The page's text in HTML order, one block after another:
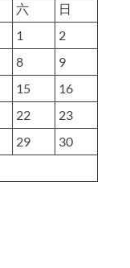
六
日
1
2
8
9
15
16
22
23
29
30